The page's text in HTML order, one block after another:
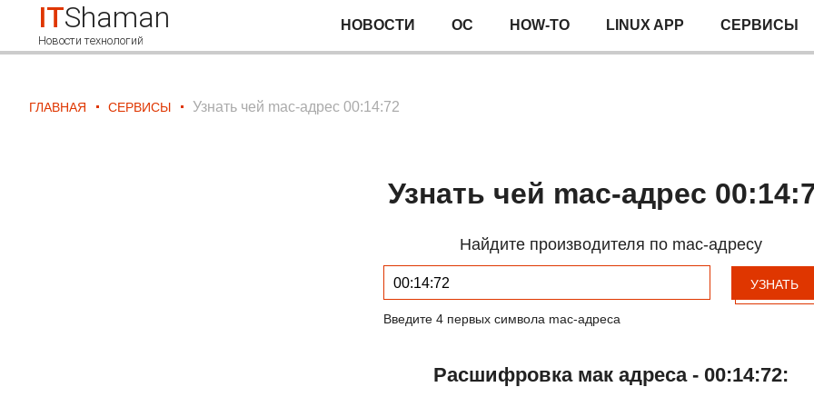
ITShaman
Новости технологий
НОВОСТИ ОС HOW-TO LINUX APP СЕРВИСЫ
ГЛАВНАЯ СЕРВИСЫ Узнать чей mac-адрес 00:14:72
Узнать чей mac-адрес
Найдите производителя по mac-адресу
УЗНАТЬ
Введите 4 первых символа mac-адреса
Расшифровка мак адреса - 00:14:72: